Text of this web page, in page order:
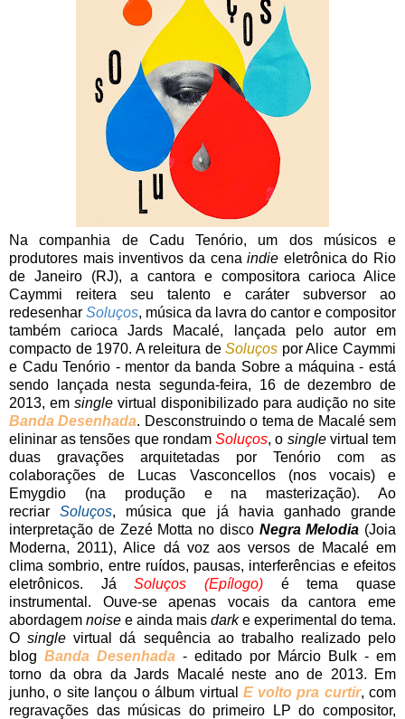
Na companhia de Cadu Tenório, um dos músicos e
produtores mais inventivos da cena indie eletrônica do Rio
de Janeiro (RJ), a cantora e compositora carioca Alice
Caymmi reitera seu talento e caráter subversor ao
redesenhar Soluços, música da lavra do cantor e compositor
também carioca Jards Macalé, lançada pelo autor em
compacto de 1970. A releitura deSoluços por Alice Caymmi
e Cadu Tenório - mentor da banda Sobre a máquina - está
sendo lançada nesta segunda-feira, 16 de dezembro de
2013, em single virtual disponibilizado para audição no site
Banda Desenhada. Desconstruindo o tema de Macalé sem
elininar as tensões que rondamSoluços, o singlevirtual tem
duas gravações arquitetadas por Tenório com as
colaborações de Lucas Vasconcellos (nos vocais) e
Emygdio (na produção e na masterização). Ao
recriarSoluços, música que já havia ganhado grande
interpretação de Zezé Motta no disco Negra Melodia (Joia
Moderna, 2011), Alice dá voz aos versos de Macalé em
clima sombrio, entre ruídos, pausas, interferências e efeitos
eletrônicos. JáSoluços (Epílogo) é tema quase
instrumental. Ouve-se apenas vocais da cantora eme
abordagem noise e ainda mais darke experimental do tema.
Osingle virtual dá sequência ao trabalho realizado pelo
blog Banda Desenhada - editado por Márcio Bulk - em
torno da obra da Jards Macalé neste ano de 2013. Em
junho, o site lançou o álbum virtual E volto pra curtir, com
regravações das músicas do primeiro LP do compositor,